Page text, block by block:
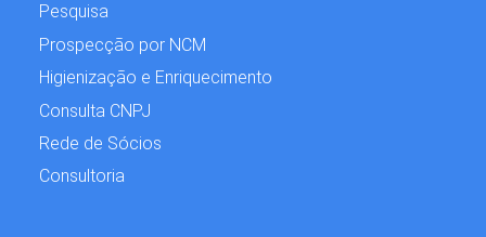
Pesquisa
Prospecção por NCM
Higienização e Enriquecimento
Consulta CNPJ
Rede de Sócios
Consultoria